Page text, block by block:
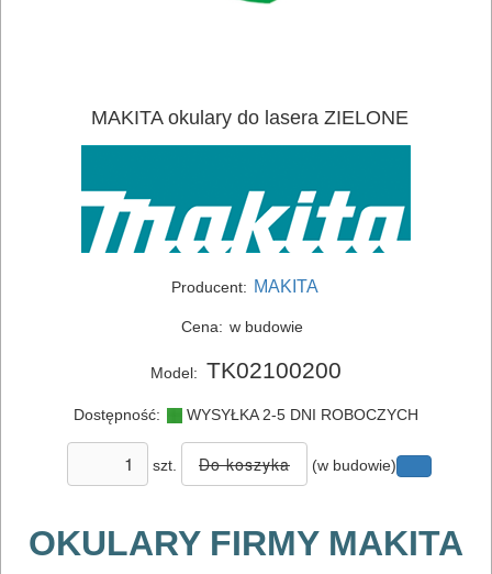
ELEKTRONARZĘDZIA
SIECIOWE
ELEKTRONARZĘDZIA
AKUMULATOROWE
AKCESORIA
ELEKTRONARZĘDZI
MAGAZYNOWANIE
TRANSPORTOWANIE
MAKITA okulary do lasera ZIELONE
Producent: MAKITA
Cena: w budowie
Model: TK02100200
Dostępność: WYSYŁKA 2-5 DNI ROBOCZYCH
szt. (w budowie)
OKULARY FIRMY MAKITA